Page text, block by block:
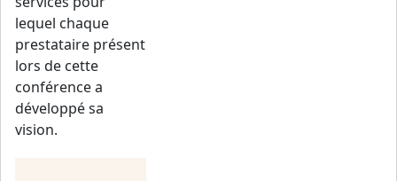
lequel chaque
prestataire présent
lors de cette
conférence a
développé sa
vision.